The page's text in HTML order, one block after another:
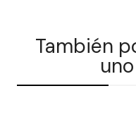
También